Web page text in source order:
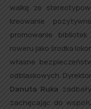
walkę ze
kreowanie
promowanie
roweru jako środka
własne
odblaskowych.
Danuta Ruka
zachęcając do